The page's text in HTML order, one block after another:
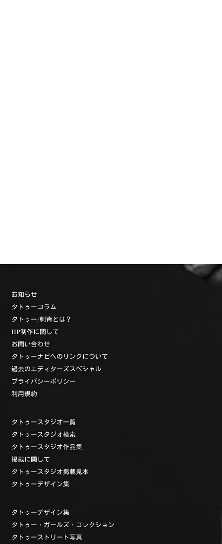
お知らせ
タトゥーコラム
タトゥー/刺青とは？
HP制作に関して
お問い合わせ
タトゥーナビへのリンクについて
過去のエディターズスペシャル
プライバシーポリシー
利用規約
タトゥースタジオ一覧
タトゥースタジオ検索
タトゥースタジオ作品集
掲載に関して
タトゥースタジオ掲載見本
タトゥーデザイン集
タトゥーデザイン集
タトゥー・ガールズ・コレクション
タトゥーストリート写真